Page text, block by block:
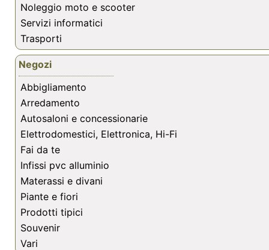
Noleggio moto e scooter
Servizi informatici
Trasporti
Negozi
Abbigliamento
Arredamento
Autosaloni e concessionarie
Elettrodomestici, Elettronica, Hi-Fi
Fai da te
Infissi pvc alluminio
Materassi e divani
Piante e fiori
Prodotti tipici
Souvenir
Vari